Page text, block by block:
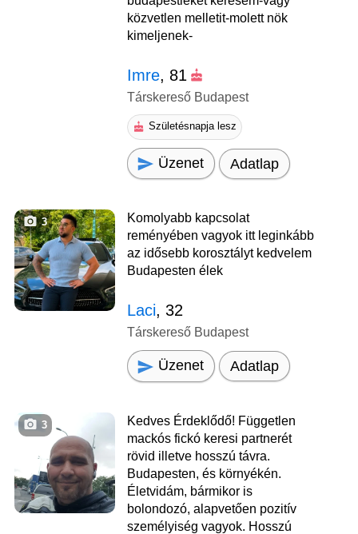
közvetlen melletit-molett nök
kimeljenek-
Imre, 81
Társkereső Budapest
Születésnapja lesz
Üzenet Adatlap
3
Komolyabb kapcsolat
reményében vagyok itt leginkább
az idősebb korosztályt kedvelem
Budapesten élek
Laci, 32
Társkereső Budapest
Üzenet Adatlap
3
Kedves Érdeklődő! Független
mackós fickó keresi partnerét
rövid illetve hosszú távra.
Budapesten, és környékén.
Életvidám, bármikor is
bolondozó, alapvetően pozitív
személyiség vagyok. Hosszú